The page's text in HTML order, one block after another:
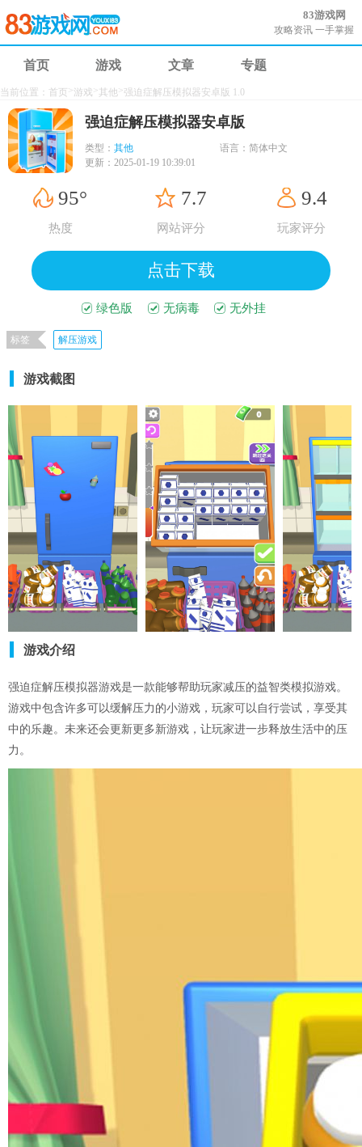
83游戏网
攻略资讯 一手掌握
首页 游戏 文章 专题
当前位置： 首页 >游戏 >其他 >强迫症解压模拟器安卓版 1.0
强迫症解压模拟器安卓版
类型： 其他 语言： 简体中文
更新： 2025-01-19 10:39:01
95°
热度
7.7
网站评分
9.4
玩家评分
点击下载
绿色版 无病毒 无外挂
标签 解压游戏
游戏截图
游戏介绍
强迫症解压模拟器游戏是一款能够帮助玩家减压的益智类模拟游戏。
游戏中包含许多可以缓解压力的小游戏，玩家可以自行尝试，享受其
中的乐趣。未来还会更新更多新游戏，让玩家进一步释放生活中的压
力。